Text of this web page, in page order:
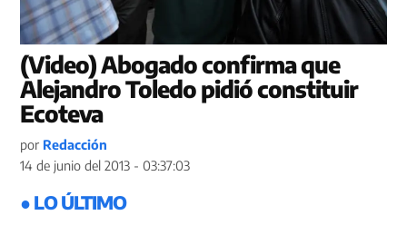
(Video) Abogado confirma que
Alejandro Toledo pidió constituir
Ecoteva
por Redacción
14 de junio del 2013 - 03:37:03
● LO ÚLTIMO